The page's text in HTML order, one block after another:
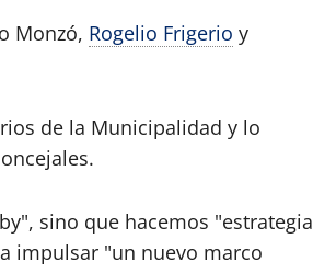
Monzó, Rogelio Frigerio y
de la Municipalidad y lo
sino que hacemos "estrategia
impulsar "un nuevo marco